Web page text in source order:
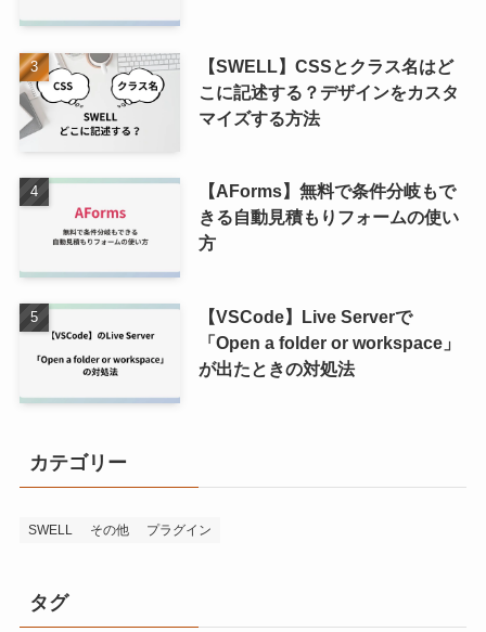
【SWELL】CSSとクラス名はど
こに記述する？デザインをカスタ
マイズする方法
【AForms】無料で条件分岐もで
きる自動見積もりフォームの使い
方
【VSCode】Live Serverで
「Open a folder or workspace」
が出たときの対処法
カテゴリー
SWELL その他 プラグイン
タグ